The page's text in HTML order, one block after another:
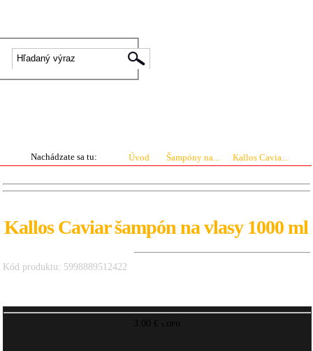
Nachádzate sa tu: Úvod Šampóny na... Kallos Cavia...
Kallos Caviar šampón na vlasy 1000 ml
Kód produktu: 5998889512422
3.00 € s DPH